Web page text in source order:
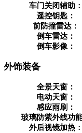
车门关闭辅助：
遥控钥匙：
前防撞雷达：
倒车雷达：
倒车影像：
外饰装备
全景天窗：
电动天窗：
感应雨刷：
玻璃防紫外线功能
外后视镜加热：